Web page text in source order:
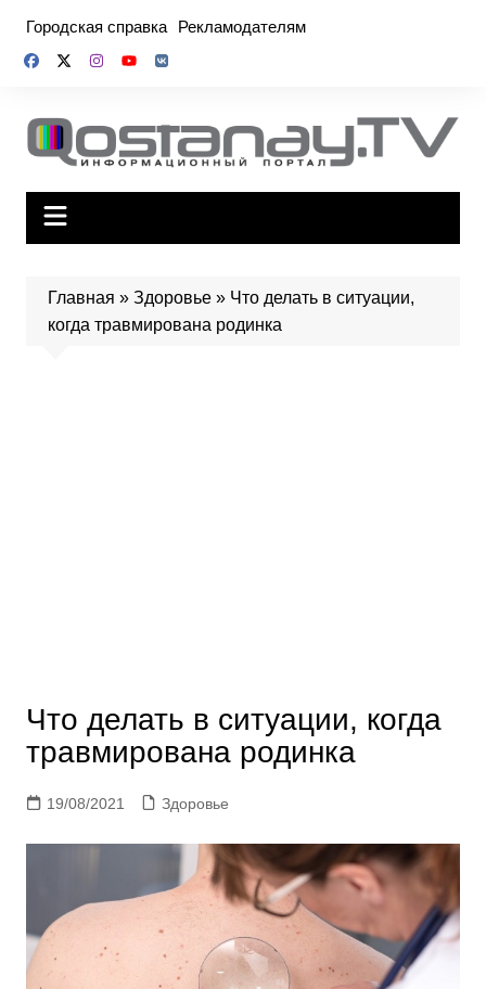
содержимому
Городская справка Рекламодателям
Главная » Здоровье» Что делать в ситуации,
когда травмирована родинка
Что делать в ситуации, когда
травмирована родинка
19/08/2021 Здоровье